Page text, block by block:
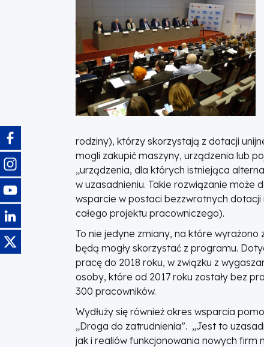
rodziny), którzy skorzystają z dotacji
mogli zakupić maszyny, urządzenia lub
„urządzenia, dla których istniejąca
w uzasadnieniu. Takie rozwiązanie może
wsparcie w postaci bezzwrotnych dotacji
całego projektu pracowniczego).
To nie jedyne zmiany, na które
będą mogły skorzystać z programu.
pracę do 2018 roku, w związku z
osoby, które od 2017 roku zostały bez
300 pracowników.
Wydłuży się również okres wsparcia
„Droga do zatrudnienia”. „Jest to
jak i realiów funkcjonowania nowych firm
Obraz
Obraz
Obraz
Obraz
Obraz